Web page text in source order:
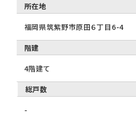
所在地
福岡県筑紫野市原田６丁目6-4
階建
4階建て
総戸数
-